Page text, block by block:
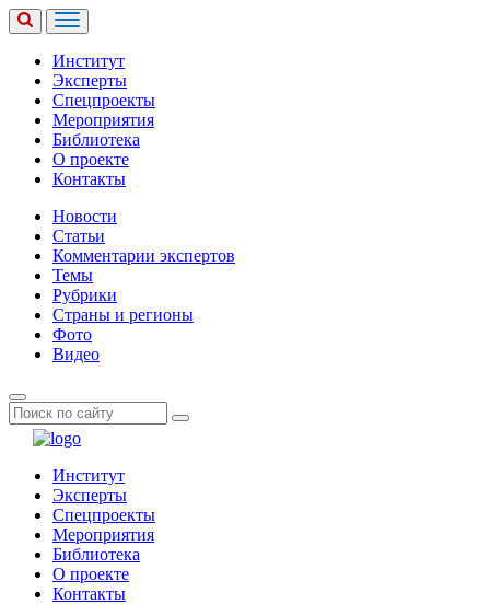
Институт
Эксперты
Спецпроекты
Мероприятия
Библиотека
О проекте
Контакты
Новости
Статьи
Комментарии экспертов
Темы
Рубрики
Страны и регионы
Фото
Видео
Институт
Эксперты
Спецпроекты
Мероприятия
Библиотека
О проекте
Контакты